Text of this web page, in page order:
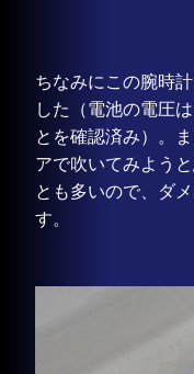
ちなみにこの腕時
した（電池の電圧
とを確認済み）。
アで吹いてみよう
とも多いので、ダ
す。